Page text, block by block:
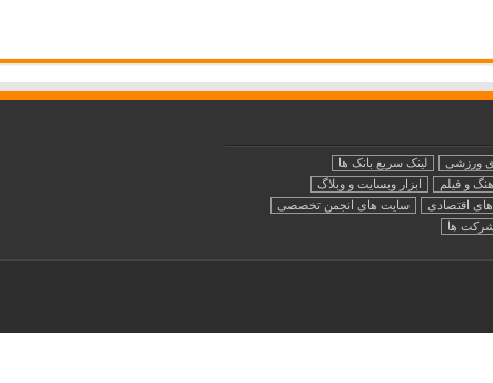
ورزشی
لینک سریع بانک ها
و فیلم
ابزار وبسایت و وبلاگ
اقتصادی
سایت های انجمن تخصصی
ها